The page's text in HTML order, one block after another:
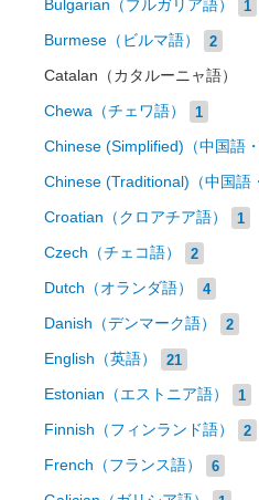
Bulgarian（ブルガリア語） 1
Burmese（ビルマ語） 2
Catalan（カタルーニャ語）
Chewa（チェワ語） 1
Chinese (Simplified)（中国語・
Chinese (Traditional)（中国語
Croatian（クロアチア語） 1
Czech（チェコ語） 2
Dutch（オランダ語） 4
Danish（デンマーク語） 2
English（英語） 21
Estonian（エストニア語） 1
Finnish（フィンランド語） 2
French（フランス語） 6